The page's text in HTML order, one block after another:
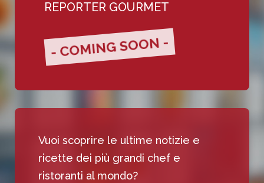
REPORTER GOURMET
- COMING SOON -
Vuoi scoprire le ultime notizie e
ricette dei più grandi chef e
ristoranti al mondo?